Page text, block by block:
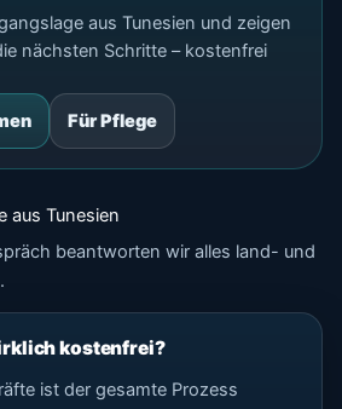
aus Tunesien und zeigen
nächsten Schritte – kostenfrei
Für Pflege
aus Tunesien
beantworten wir alles land- und
kostenfrei?
ist der gesamte Prozess